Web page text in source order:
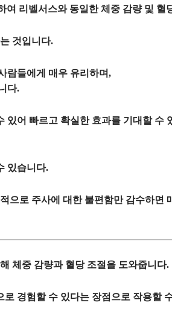
여 리벨서스와 동일한 체중 감량 및 혈
것입니다.
람들에게 매우 유리하며,
다.
있어 빠르고 확실한 효과를 기대할 수
있습니다.
으로 주사에 대한 불편함만 감수하면
체중 감량과 혈당 조절을 도와줍니다.
로 경험 할 수 있다는 장점으로 작용할